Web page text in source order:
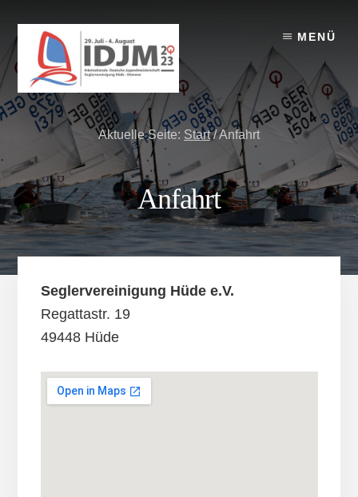
content
Seitenspalte
springen
footer
MENÜ
Aktuelle Seite: Start /Anfahrt
Anfahrt
Seglervereinigung Hüde e.V.
Regattastr. 19
49448 Hüde